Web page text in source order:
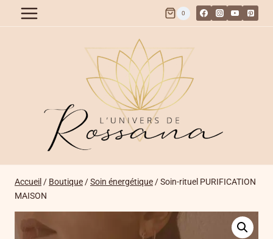
au
0
Accueil / Boutique/Soin énergétique/Soin-rituel PURIFICATION
MAISON